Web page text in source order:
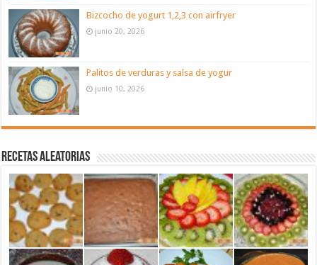
Bizcocho de yogurt 1,2,3 con airfryer
junio 20, 2026
Palitos de verduras y salsa de yogur
junio 10, 2026
Recetas aleatorias